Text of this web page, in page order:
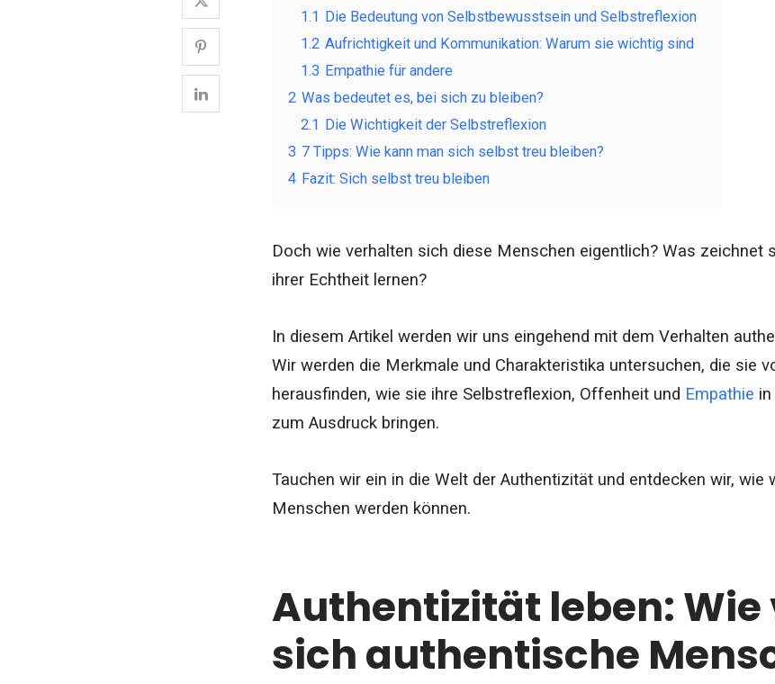
1.1
Die Bedeutung von Selbstbewusstsein und Selbstreflexion
1.2 Aufrichtigkeit und Kommunikation: Warum sie wichtig sind
1.3 Empathie für andere
2 Was bedeutet es, bei sich zu bleiben?
2.1
Die Wichtigkeit der Selbstreflexion
3 7 Tipps: Wie kann man sich selbst treu bleiben?
4 Fazit: Sich selbst treu bleiben
Doch wie verhalten sich diese Menschen eigentlich? Was zeichnet
ihrer Echtheit lernen?
In diesem Artikel werden wir uns eingehend mit dem Verhalten
Wir werden die Merkmale und Charakteristika untersuchen, die sie
herausfinden, wie sie ihre Selbstreflexion, Offenheit und Empathie
zum Ausdruck bringen.
Tauchen wir ein in die Welt der Authentizität und entdecken wir,
Menschen werden können.
Authentizität leben:
sich authentische